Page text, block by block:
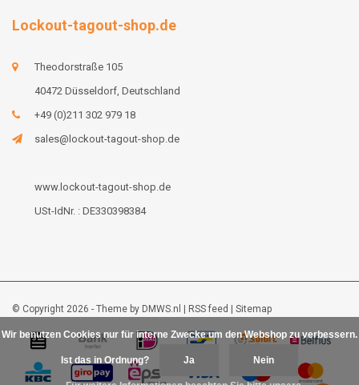
Lockout-tagout-shop.de
Theodorstraße 105
40472 Düsseldorf, Deutschland
+49 (0)211 302 979 18
sales@lockout-tagout-shop.de
www.lockout-tagout-shop.de
USt-IdNr. : DE330398384
© Copyright 2026 - Theme by DMWS.nl RSS feed Sitemap
Wir benutzen Cookies nur für interne Zwecke um den Webshop zu verbessern.
Ist das in Ordnung? Ja Nein